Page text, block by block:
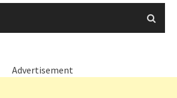
Advertisement